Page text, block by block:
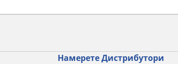
Намерете Дистрибутори